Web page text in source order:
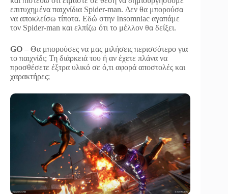
επιτυχημένα παιχνίδια Spider-man. Δεν θα μπορούσα
να αποκλείσω τίποτα. Εδώ στην Insomniac αγαπάμε
τον Spider-man και ελπίζω ότι το μέλλον θα δείξει.
GO – Θα μπορούσες να μας μιλήσεις περισσότερο για
το παιχνίδι; Τη διάρκειά του ή αν έχετε πλάνα να
προσθέσετε έξτρα υλικό σε ό,τι αφορά αποστολές και
χαρακτήρες;